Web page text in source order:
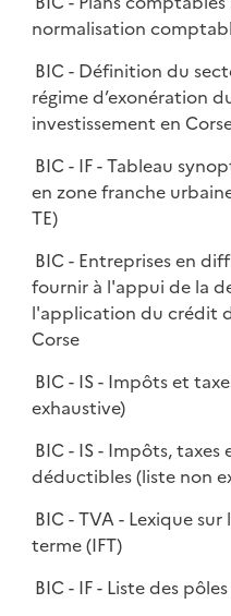
normalisation
BIC - Définition du
régime d’exonération
investissement en
BIC - IF - Tableau
en zone franche
TE)
BIC - Entreprises en
fournir à l'appui de la
l'application du crédit
Corse
BIC - IS - Impôts et
exhaustive)
BIC - IS - Impôts,
déductibles (liste non
BIC - TVA - Lexique
terme (IFT)
BIC - IF - Liste des